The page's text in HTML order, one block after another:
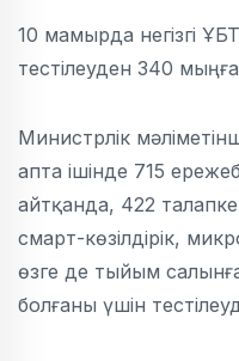
10 мамырда негізгі
тестілеуден 340
Министрлік
апта ішінде 715
айтқанда, 422
смарт-көзілдірік,
өзге де тыйым
болғаны үшін